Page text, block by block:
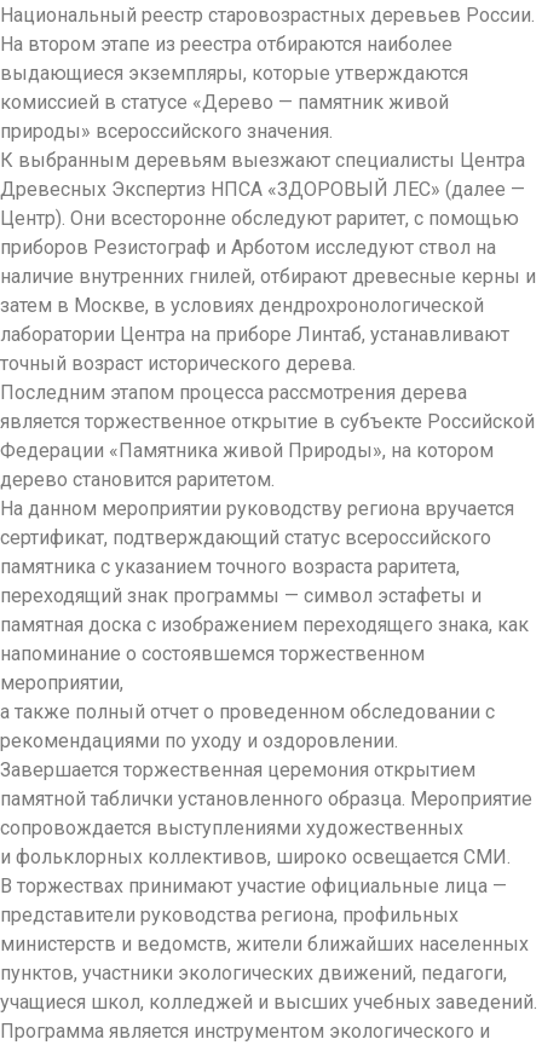
Национальный реестр старовозрастных деревьев России.
На втором этапе из реестра отбираются наиболее
выдающиеся экземпляры, которые утверждаются
комиссией в статусе «Дерево — памятник живой
природы» всероссийского значения.
К выбранным деревьям выезжают специалисты Центра
Древесных Экспертиз НПСА «ЗДОРОВЫЙ ЛЕС» (далее —
Центр). Они всесторонне обследуют раритет, с помощью
приборов Резистограф и Арботом исследуют ствол на
наличие внутренних гнилей, отбирают древесные керны и
затем в Москве, в условиях дендрохронологической
лаборатории Центра на приборе Линтаб, устанавливают
точный возраст исторического дерева.
Последним этапом процесса рассмотрения дерева
является торжественное открытие в субъекте Российской
Федерации «Памятника живой Природы», на котором
дерево становится раритетом.
На данном мероприятии руководству региона вручается
сертификат, подтверждающий статус всероссийского
памятника с указанием точного возраста раритета,
переходящий знак программы — символ эстафеты и
памятная доска с изображением переходящего знака, как
напоминание о состоявшемся торжественном
мероприятии,
а также полный отчет о проведенном обследовании с
рекомендациями по уходу и оздоровлении.
Завершается торжественная церемония открытием
памятной таблички установленного образца. Мероприятие
сопровождается выступлениями художественных
и фольклорных коллективов, широко освещается СМИ.
В торжествах принимают участие официальные лица —
представители руководства региона, профильных
министерств и ведомств, жители ближайших населенных
пунктов, участники экологических движений, педагоги,
учащиеся школ, колледжей и высших учебных заведений.
Программа является инструментом экологического и